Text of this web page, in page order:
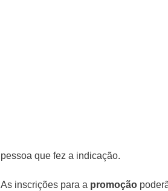
pessoa que fez a indicação.
As inscrições para a promoção